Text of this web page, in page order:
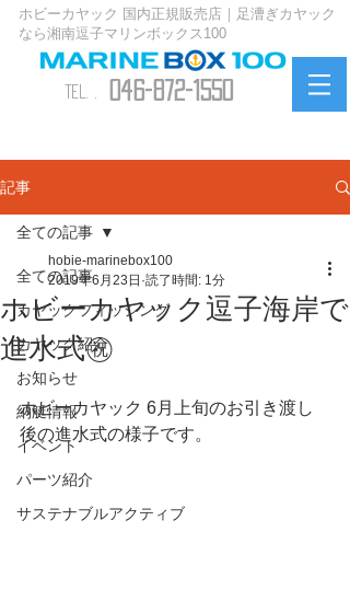
ホビーカヤック 国内正規販売店｜足漕ぎカヤック
なら湘南逗子マリンボックス100
TEL. . 046-872-1550
記事
全ての記事
カヤックフィッシング
カヤック紹介
お知らせ
納艇情報
イベント
パーツ紹介
サステナブルアクティブ
全ての記事
ホビーカヤック逗子海岸で
進水式㊗️
hobie-marinebox100
2019年6月23日 読了時間: 1分
ホビーカヤック 6月上旬のお引き渡し
後の進水式の様子です。